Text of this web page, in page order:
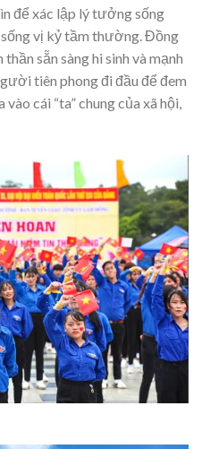
để xác lập lý tưởng sống
sống vị kỷ tầm thường. Đồng
sẵn sàng hi sinh và mạnh
tiên phong đi đầu để đem
cái “ta” chung của xã hội,